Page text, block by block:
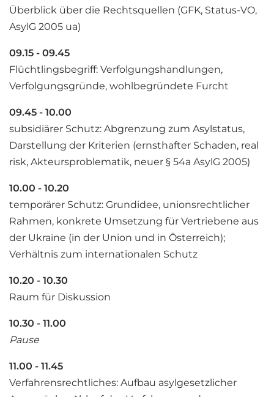
Überblick über die Rechtsquellen (GFK, Status-VO,
AsylG 2005 ua)
09.15 - 09.45
Flüchtlingsbegriff: Verfolgungshandlungen,
Verfolgungsgründe, wohlbegründete Furcht
09.45 - 10.00
subsidiärer Schutz: Abgrenzung zum Asylstatus,
Darstellung der Kriterien (ernsthafter Schaden, real
risk, Akteursproblematik, neuer § 54a AsylG 2005)
10.00 - 10.20
temporärer Schutz: Grundidee, unionsrechtlicher
Rahmen, konkrete Umsetzung für Vertriebene aus
der Ukraine (in der Union und in Österreich);
Verhältnis zum internationalen Schutz
10.20 - 10.30
Raum für Diskussion
10.30 - 11.00
Pause
11.00 - 11.45
Verfahrensrechtliches: Aufbau asylgesetzlicher